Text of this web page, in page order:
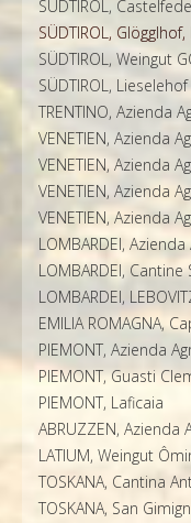
SÜDTIROL,
SÜDTIROL,
SÜDTIROL, Weingut
SÜDTIROL,
TRENTINO, Azienda
VENETIEN, Azienda
VENETIEN, Azienda
VENETIEN, Azienda
VENETIEN, Azienda
LOMBARDEI,
LOMBARDEI, Cantine
LOMBARDEI,
EMILIA ROMAGNA,
PIEMONT, Azienda
PIEMONT, Guasti
PIEMONT, Laficaia
ABRUZZEN, Azienda
LATIUM, Weingut
TOSKANA, Cantina
TOSKANA, San